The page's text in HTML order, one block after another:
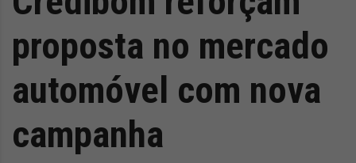
proposta no mercado
automóvel com nova
campanha